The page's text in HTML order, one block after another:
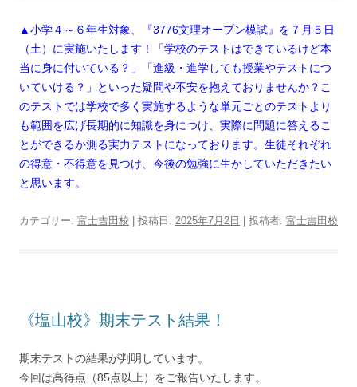
▲小学４～６年生対象、『3776文理オープン模試』を７月５日
（土）に実施いたします！「学校のテストはできているけど本
当に身に付いている？」「進級・進学しても授業やテストにつ
いていける？」といった疑問や不安を抱えておりませんか？こ
のテストでは学校で多く実施するような単元ごとのテストより
も範囲を広げ長期的に知識を身につけ、実際に問題に答えるこ
とができるか測る実力テストになっております。生徒それぞれ
の得意・不得意を見つけ、今後の勉強に生かしていただきたい
と思います。
カテゴリー: 富士吉田校 | 投稿日: 2025年7月2日 投稿者: 富士吉田校
《塩山校》期末テスト結果！
期末テストの結果が判明しています。
今回は高得点（85点以上）をご報告いたします。